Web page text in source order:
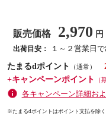
販売価格 2,970 円
出荷目安：
１～２営業日
たまるdポイント
（通常）
+キャンペーンポイント
（
各キャンペーン詳細お
※たまるdポイントはポイント支払を除く